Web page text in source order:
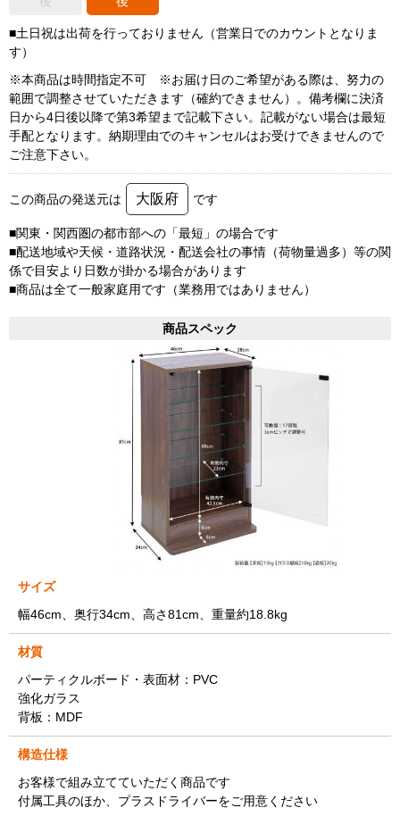
■土日祝は出荷を行っておりません（営業日でのカウントとなりま
す）
※本商品は時間指定不可 ※お届け日のご希望がある際は、努力の
範囲で調整させていただきます（確約できません）。備考欄に決済
日から4日後以降で第3希望まで記載下さい。記載がない場合は最短
手配となります。納期理由でのキャンセルはお受けできませんので
ご注意下さい。
この商品の発送元は 大阪府 です
■関東・関西圏の都市部への「最短」の場合です
■配送地域や天候・道路状況・配送会社の事情（荷物量過多）等の関
係で目安より日数が掛かる場合があります
■商品は全て一般家庭用です（業務用ではありません）
商品スペック
サイズ
幅46cm、奥行34cm、高さ81cm、重量約18.8kg
材質
パーティクルボード・表面材：PVC
強化ガラス
背板：MDF
構造仕様
お客様で組み立てていただく商品です
付属工具のほか、プラスドライバーをご用意ください